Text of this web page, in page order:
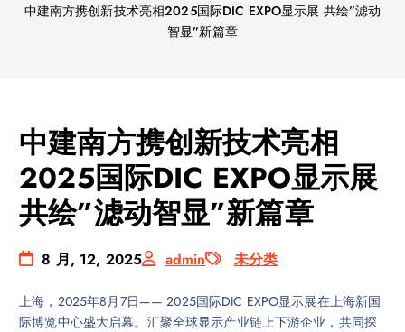
中建南方携创新技术亮相2025国际DIC EXPO显示展 共绘”滤动
智显”新篇章
中建南方携创新技术亮相
2025国际DIC EXPO显示展
共绘”滤动智显”新篇章
8 月, 12, 2025 admin 未分类
上海，2025年8月7日—— 2025国际DIC EXPO显示展在上海新国
际博览中心盛大启幕。汇聚全球显示产业链上下游企业，共同探